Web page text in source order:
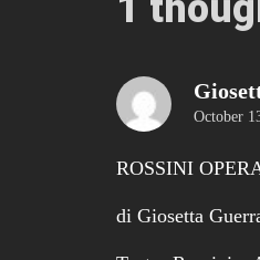
October
ROSSINI
di Giosetta